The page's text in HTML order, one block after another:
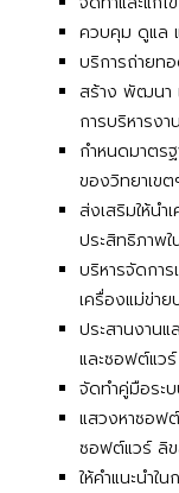
ควบคุม ดูแล
บริการถ่ายท
สร้าง พัฒนา
การบริหารงา
กำหนดมาตร
ของวิทยาเขต
ส่งเสริมให้นำ
ประสิทธิภาพใ
บริหารจัดกา
เครื่องแม่ข่า
ประสานงาน
และซอฟต์แวร์
จัดทำคู่มือระ
แสวงหาซอฟ
ซอฟต์แวร์ ลิ
ให้คำแนะนำใ